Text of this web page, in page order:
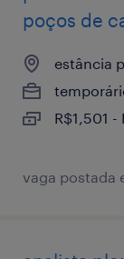
poços de
estância
R$1,501
vaga postada